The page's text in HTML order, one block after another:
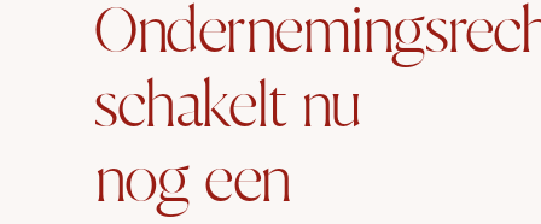
schakelt nu
nog een